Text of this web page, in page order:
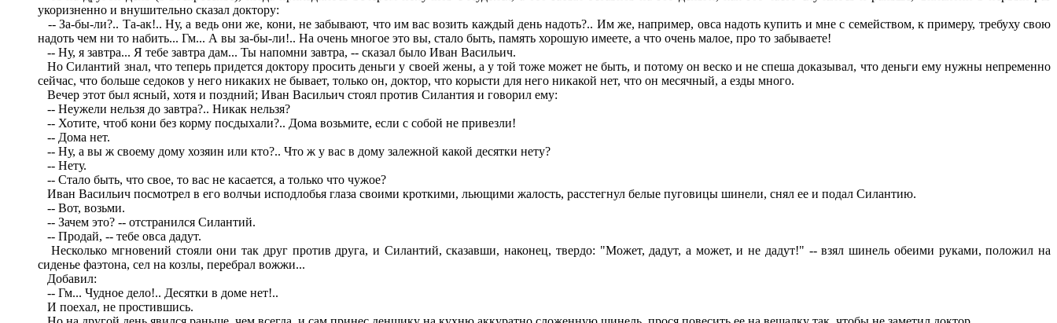
укоризненно и внушительно сказал доктору:
-- За-бы-ли?.. Та-ак!.. Ну, а ведь они же, кони, не забывают, что им вас возить каждый день надоть?.. Им же, например, овса надоть купить и мне с семейством, к примеру, требуху свою
надоть чем ни то набить... Гм... А вы за-бы-ли!.. На очень многое это вы, стало быть, память хорошую имеете, а что очень малое, про то забываете!
-- Ну, я завтра... Я тебе завтра дам... Ты напомни завтра, -- сказал было Иван Васильич.
Но Силантий знал, что теперь придется доктору просить деньги у своей жены, а у той тоже может не быть, и потому он веско и не спеша доказывал, что деньги ему нужны непременно
сейчас, что больше седоков у него никаких не бывает, только он, доктор, что корысти для него никакой нет, что он месячный, а езды много.
Вечер этот был ясный, хотя и поздний; Иван Васильич стоял против Силантия и говорил ему:
-- Неужели нельзя до завтра?.. Никак нельзя?
-- Хотите, чтоб кони без корму посдыхали?.. Дома возьмите, если с собой не привезли!
-- Дома нет.
-- Ну, а вы ж своему дому хозяин или кто?.. Что ж у вас в дому залежной какой десятки нету?
-- Нету.
-- Стало быть, что свое, то вас не касается, а только что чужое?
Иван Васильич посмотрел в его волчьи исподлобья глаза своими кроткими, льющими жалость, расстегнул белые пуговицы шинели, снял ее и подал Силантию.
-- Вот, возьми.
-- Зачем это? -- отстранился Силантий.
-- Продай, -- тебе овса дадут.
Несколько мгновений стояли они так друг против друга, и Силантий, сказавши, наконец, твердо: "Может, дадут, а может, и не дадут!" -- взял шинель обеими руками, положил на
сиденье фаэтона, сел на козлы, перебрал вожжи...
Добавил:
-- Гм... Чудное дело!.. Десятки в доме нет!..
И поехал, не простившись.